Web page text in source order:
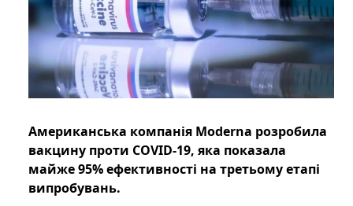
Американська компанія Moderna розробила
вакцину проти COVID-19, яка показала
майже 95% ефективності на третьому етапі
випробувань.